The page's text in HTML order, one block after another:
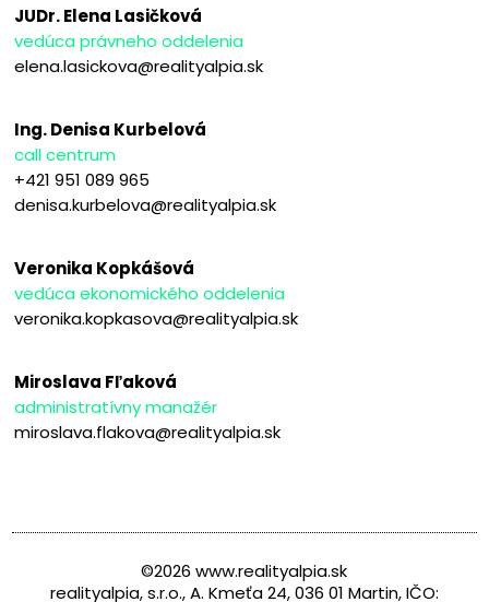
JUDr. Elena Lasičková
vedúca právneho oddelenia
elena.lasickova@realityalpia.sk
Ing. Denisa Kurbelová
call centrum
+421 951 089 965
denisa.kurbelova@realityalpia.sk
Veronika Kopkášová
vedúca ekonomického oddelenia
veronika.kopkasova@realityalpia.sk
Miroslava Fľaková
administratívny manažér
miroslava.flakova@realityalpia.sk
©2026 www.realityalpia.sk
realityalpia, s.r.o., A. Kmeťa 24, 036 01 Martin, IČO: